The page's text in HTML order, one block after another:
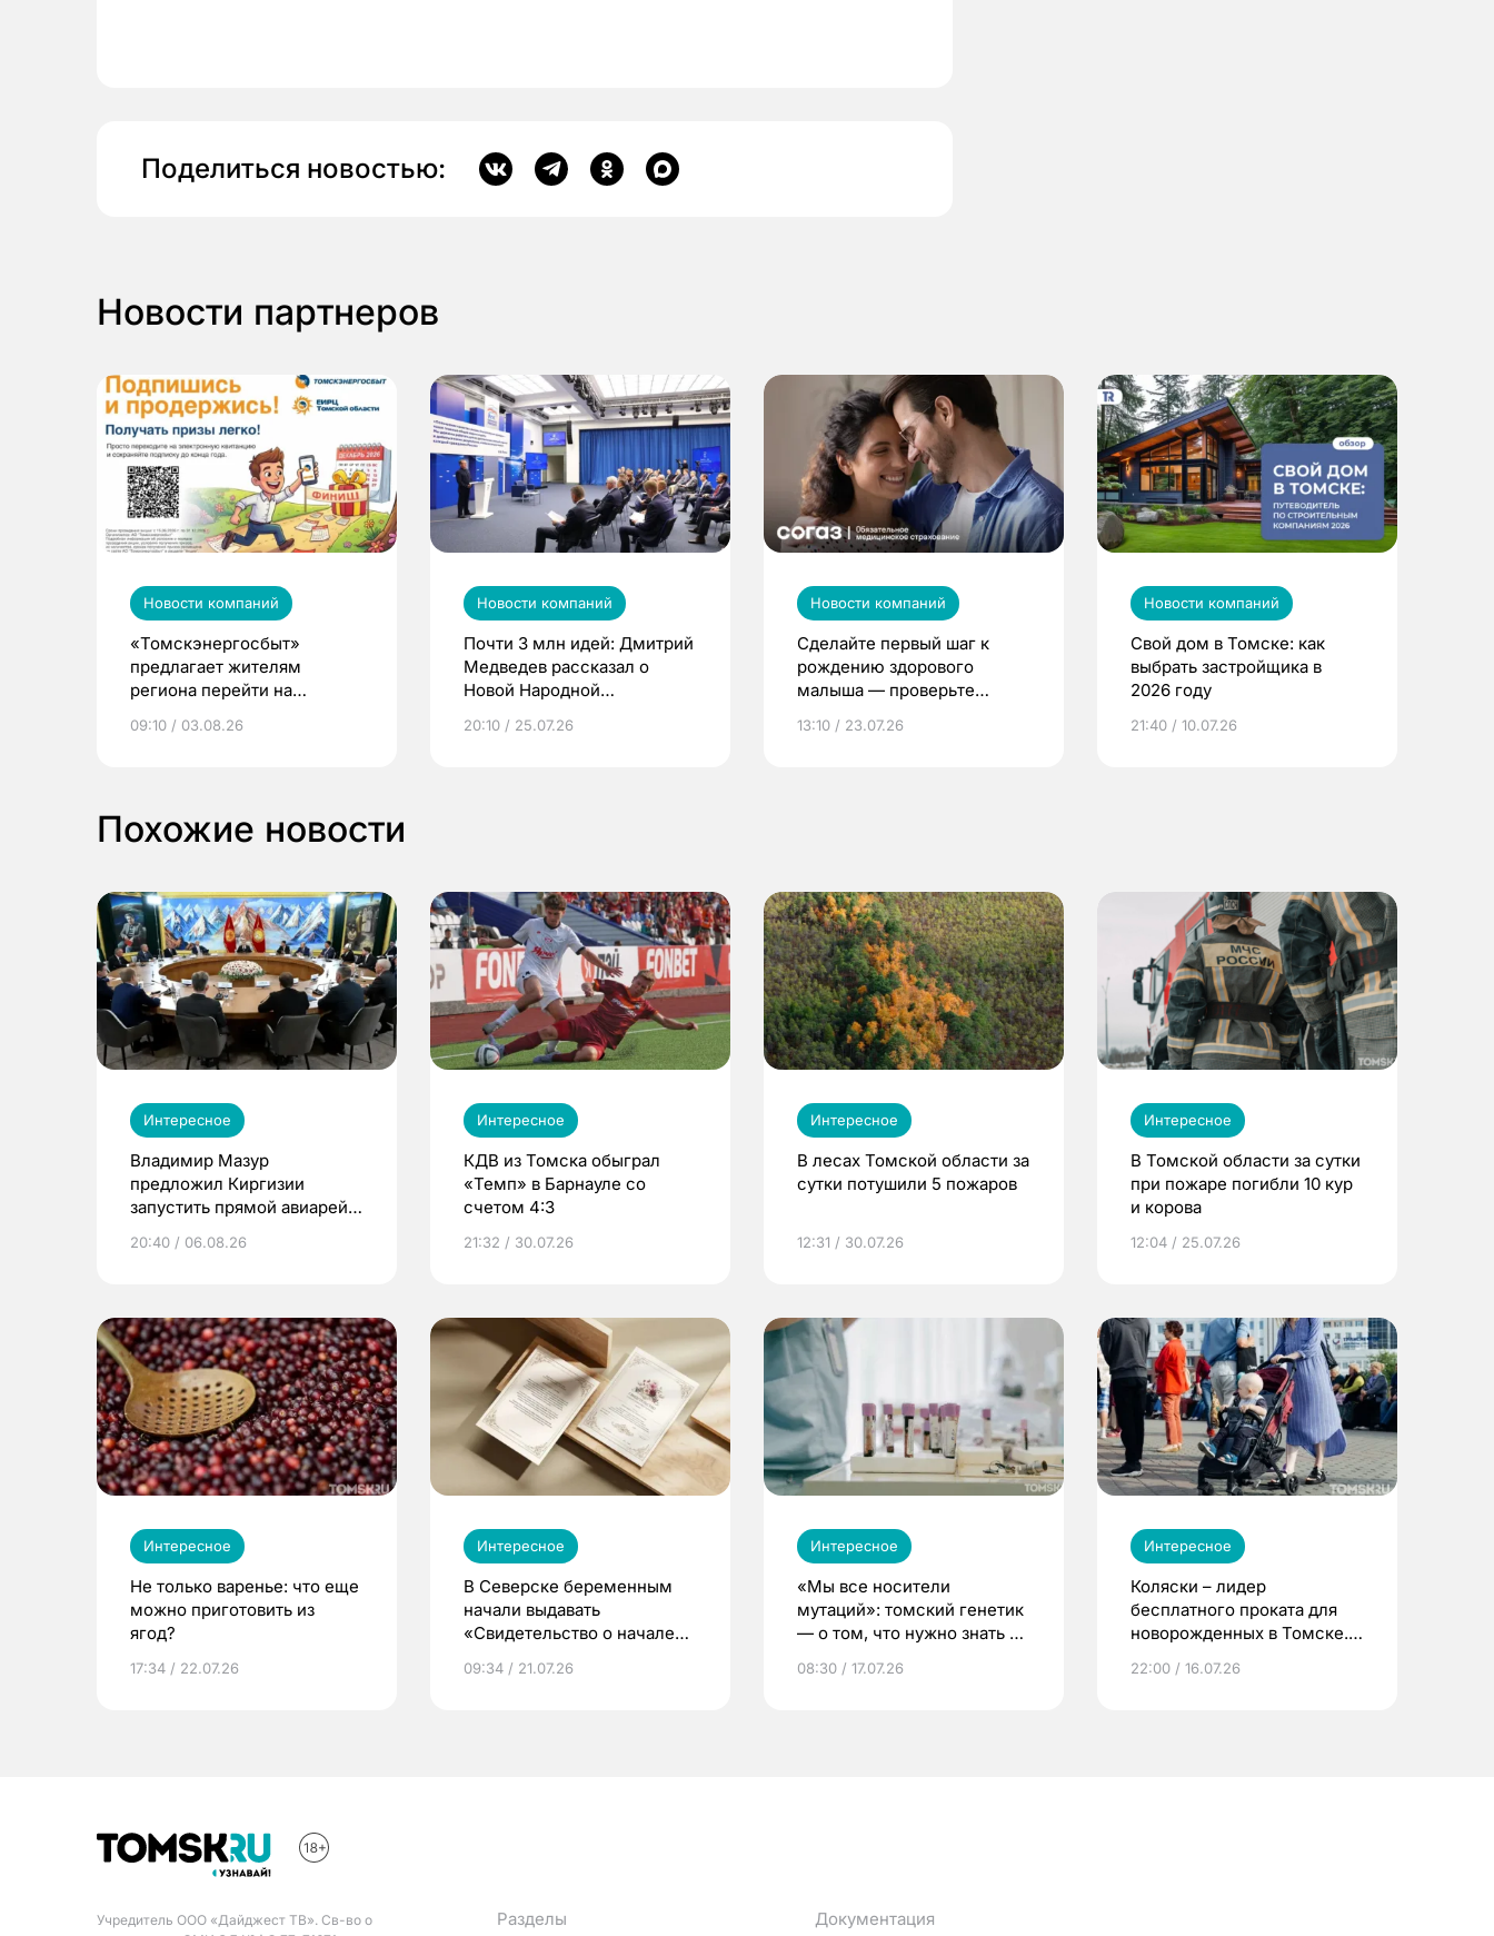
Поделиться новостью:
Новости партнеров
Новости компаний
«Томскэнергосбыт»
предлагает жителям
региона перейти на
выиграть призы
09:10 / 03.08.26
Новости компаний
Почти 3 млн идей: Дмитрий
Медведев рассказал о
Новой Народной
20:10 / 25.07.26
Новости компаний
Сделайте первый шаг к
рождению здорового
малыша — проверьте
по ОМС!
13:10 / 23.07.26
Новости компаний
Свой дом в Томске: как
выбрать застройщика в
2026 году
21:40 / 10.07.26
Похожие новости
Интересное
Владимир Мазур
предложил Киргизии
запустить прямой авиарейс
20:40 / 06.08.26
Интересное
КДВ из Томска обыграл
«Темп» в Барнауле со
счетом 4:3
21:32 / 30.07.26
Интересное
В лесах Томской области за
сутки потушили 5 пожаров
12:31 / 30.07.26
Интересное
В Томской области за сутки
при пожаре погибли 10 кур
и корова
12:04 / 25.07.26
Интересное
Не только варенье: что еще
можно приготовить из
ягод?
17:34 / 22.07.26
Интересное
В Северске беременным
начали выдавать
«Свидетельство о начале
09:34 / 21.07.26
Интересное
«Мы все носители
мутаций»: томский генетик
— о том, что нужно знать до
08:30 / 17.07.26
Интересное
Коляски – лидер
бесплатного проката для
новорожденных в Томске.
22:00 / 16.07.26
Учредитель ООО «Дайджест ТВ». Св-во о
Разделы Документация